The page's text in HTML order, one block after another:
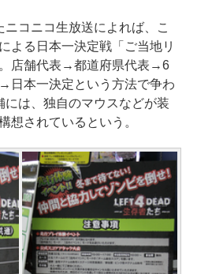
コニコ生放送によれば、こ
よる日本一決定戦「ご当地リ
店舗代表→都道府県代表→6
日本一決定という方法で争わ
には、独自のマウスなどが装
想されているという。